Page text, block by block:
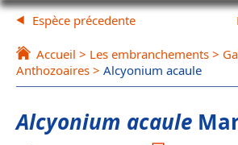
Espèce précedente
Accueil > Les embranchements >
Anthozoaires > Alcyonium acaule
Alcyonium acaule